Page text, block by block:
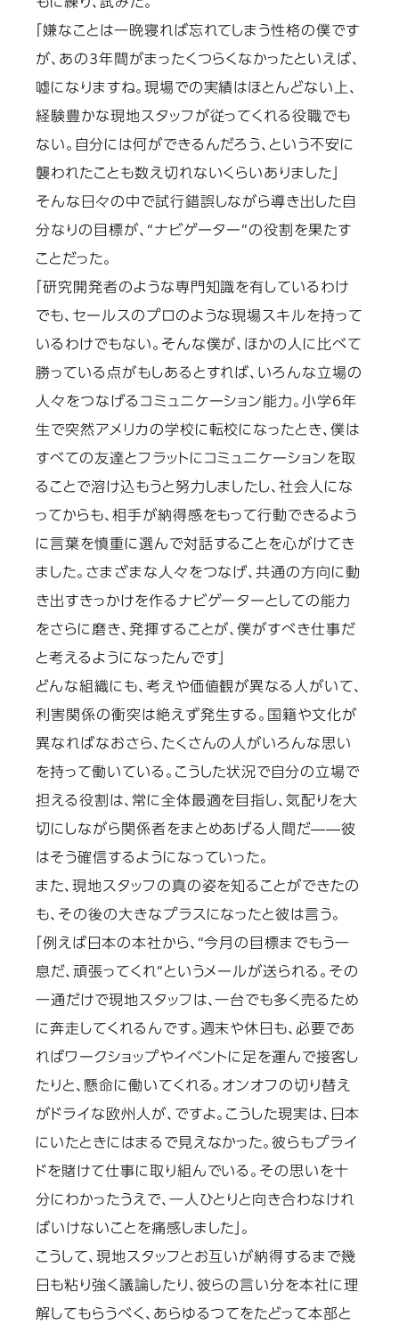
もに練り、試みた。
「嫌なことは一晩寝れば忘れてしまう性格の僕です
が、あの3年間がまったくつらくなかったといえば、
嘘になりますね。現場での実績はほとんどない上、
経験豊かな現地スタッフが従ってくれる役職でも
ない。自分には何ができるんだろう、という不安に
襲われたことも数え切れないくらいありました」
そんな日々の中で試行錯誤しながら導き出した自
分なりの目標が、“ナビゲーター”の役割を果たす
ことだった。
「研究開発者のような専門知識を有しているわけ
でも、セールスのプロのような現場スキルを持って
いるわけでもない。そんな僕が、ほかの人に比べて
勝っている点がもしあるとすれば、いろんな立場の
人々をつなげるコミュニケーション能力。小学6年
生で突然アメリカの学校に転校になったとき、僕は
すべての友達とフラットにコミュニケーションを取
ることで溶け込もうと努力しましたし、社会人にな
ってからも、相手が納得感をもって行動できるよう
に言葉を慎重に選んで対話することを心がけてき
ました。さまざまな人々をつなげ、共通の方向に動
き出すきっかけを作るナビゲーターとしての能力
をさらに磨き、発揮することが、僕がすべき仕事だ
と考えるようになったんです」
どんな組織にも、考えや価値観が異なる人がいて、
利害関係の衝突は絶えず発生する。国籍や文化が
異なればなおさら、たくさんの人がいろんな思い
を持って働いている。こうした状況で自分の立場で
担える役割は、常に全体最適を目指し、気配りを大
切にしながら関係者をまとめあげる人間だ――彼
はそう確信するようになっていった。
また、現地スタッフの真の姿を知ることができたの
も、その後の大きなプラスになったと彼は言う。
「例えば日本の本社から、“今月の目標までもう一
息だ、頑張ってくれ”というメールが送られる。その
一通だけで現地スタッフは、一台でも多く売るため
に奔走してくれるんです。週末や休日も、必要であ
ればワークショップやイベントに足を運んで接客し
たりと、懸命に働いてくれる。オンオフの切り替え
がドライな欧州人が、ですよ。こうした現実は、日本
にいたときにはまるで見えなかった。彼らもプライ
ドを賭けて仕事に取り組んでいる。その思いを十
分にわかったうえで、一人ひとりと向き合わなけれ
ばいけないことを痛感しました」。
こうして、現地スタッフとお互いが納得するまで幾
日も粘り強く議論したり、彼らの言い分を本社に理
解してもらうべく、あらゆるつてをたどって本部と